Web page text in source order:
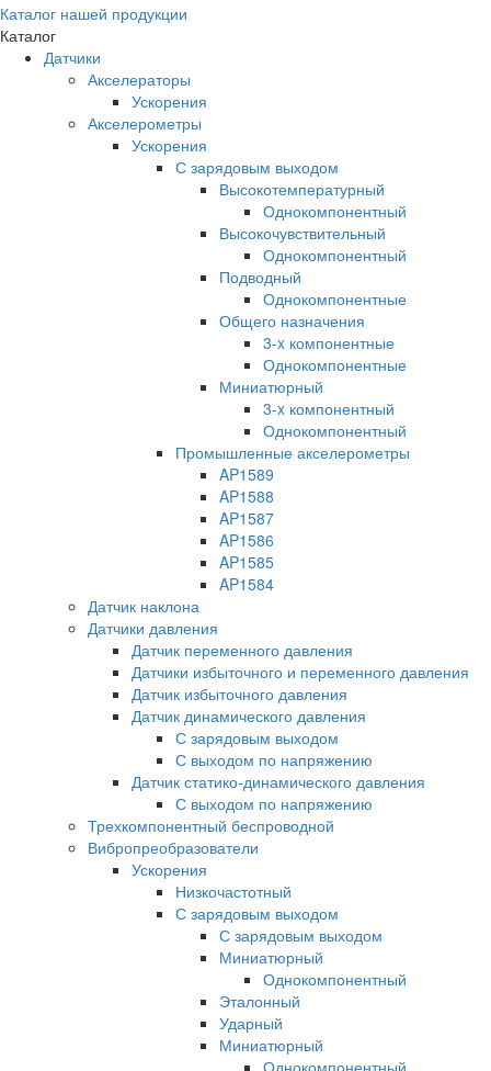
Каталог нашей продукции
Каталог
Датчики
Акселераторы
Ускорения
Акселерометры
Ускорения
С зарядовым выходом
Высокотемпературный
Однокомпонентный
Высокочувствительный
Однокомпонентный
Подводный
Однокомпонентные
Общего назначения
3-x компонентные
Однокомпонентные
Миниатюрный
3-x компонентный
Однокомпонентный
Промышленные акселерометры
AP1589
AP1588
AP1587
AP1586
AP1585
AP1584
Датчик наклона
Датчики давления
Датчик переменного давления
Датчики избыточного и переменного давления
Датчик избыточного давления
Датчик динамического давления
С зарядовым выходом
С выходом по напряжению
Датчик статико-динамического давления
С выходом по напряжению
Трехкомпонентный беспроводной
Вибропреобразователи
Ускорения
Низкочастотный
С зарядовым выходом
С зарядовым выходом
Миниатюрный
Однокомпонентный
Эталонный
Ударный
Миниатюрный
Однокомпонентный